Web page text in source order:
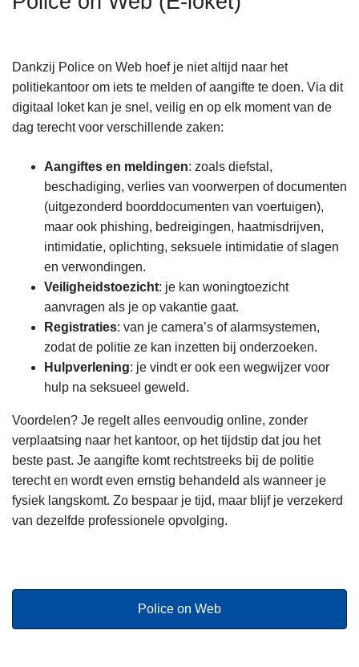
Dankzij Police on Web hoef je niet altijd naar het
politiekantoor om iets te melden of aangifte te doen. Via dit
digitaal loket kan je snel, veilig en op elk moment van de
dag terecht voor verschillende zaken:
Aangiftes en meldingen: zoals diefstal,
beschadiging, verlies van voorwerpen of documenten
(uitgezonderd boorddocumenten van voertuigen),
maar ook phishing, bedreigingen, haatmisdrijven,
intimidatie, oplichting, seksuele intimidatie of slagen
en verwondingen.
Veiligheidstoezicht: je kan woningtoezicht
aanvragen als je op vakantie gaat.
Registraties: van je camera’s of alarmsystemen,
zodat de politie ze kan inzetten bij onderzoeken.
Hulpverlening: je vindt er ook een wegwijzer voor
hulp na seksueel geweld.
Voordelen? Je regelt alles eenvoudig online, zonder
verplaatsing naar het kantoor, op het tijdstip dat jou het
beste past. Je aangifte komt rechtstreeks bij de politie
terecht en wordt even ernstig behandeld als wanneer je
fysiek langskomt. Zo bespaar je tijd, maar blijf je verzekerd
van dezelfde professionele opvolging.
Police on Web